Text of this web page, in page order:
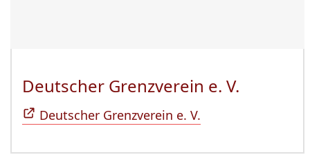
Deutscher Grenzverein e. V.
Deutscher Grenzverein e. V.